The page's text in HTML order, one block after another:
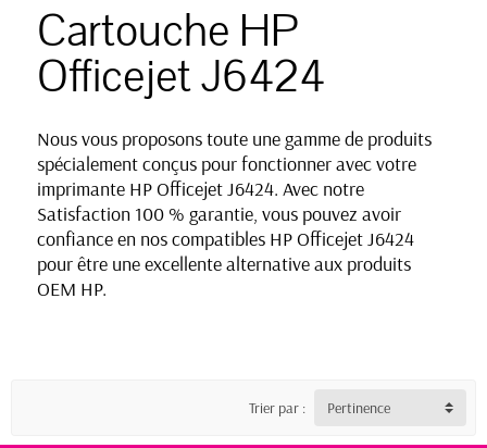
Cartouche HP
Officejet J6424
Nous vous proposons toute une gamme de produits
spécialement conçus pour fonctionner avec votre
imprimante HP Officejet J6424. Avec notre
Satisfaction 100 % garantie, vous pouvez avoir
confiance en nos compatibles HP Officejet J6424
pour être une excellente alternative aux produits
OEM HP.
Trier par : Pertinence